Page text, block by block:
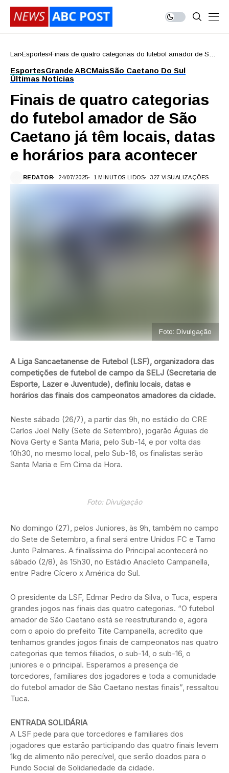
Lar Esportes Finais de quatro categorias do futebol amador de São
acontecer
EsportesGrande ABCMaisSão Caetano Do Sul
Últimas Notícias
Finais de quatro categorias
do futebol amador de São
Caetano já têm locais, datas
e horários para acontecer
REDATOR 24/07/2025 1 MINUTOS LIDOS 327 VISUALIZAÇÕES
Foto: Divulgação
A Liga Sancaetanense de Futebol (LSF), organizadora das
competições de futebol de campo da SELJ (Secretaria de
Esporte, Lazer e Juventude), definiu locais, datas e
horários das finais dos campeonatos amadores da cidade.
Neste sábado (26/7), a partir das 9h, no estádio do CRE
Carlos Joel Nelly (Sete de Setembro), jogarão Águias de
Nova Gerty e Santa Maria, pelo Sub-14, e por volta das
10h30, no mesmo local, pelo Sub-16, os finalistas serão
Santa Maria e Em Cima da Hora.
Foto: Divulgação
No domingo (27), pelos Juniores, às 9h, também no campo
do Sete de Setembro, a final será entre Unidos FC e Tamo
Junto Palmares. A finalíssima do Principal acontecerá no
sábado (2/8), às 15h30, no Estádio Anacleto Campanella,
entre Padre Cícero x América do Sul.
O presidente da LSF, Edmar Pedro da Silva, o Tuca, espera
grandes jogos nas finais das quatro categorias. “O futebol
amador de São Caetano está se reestruturando e, agora
com o apoio do prefeito Tite Campanella, acredito que
tenhamos grandes jogos finais de campeonatos nas quatro
categorias que temos filiados, o sub-14, o sub-16, o
juniores e o principal. Esperamos a presença de
torcedores, familiares dos jogadores e toda a comunidade
do futebol amador de São Caetano nestas finais”, ressaltou
Tuca.
ENTRADA SOLIDÁRIA
A LSF pede para que torcedores e familiares dos
jogadores que estarão participando das quatro finais levem
1kg de alimento não perecível, que serão doados para o
Fundo Social de Solidariedade da cidade.